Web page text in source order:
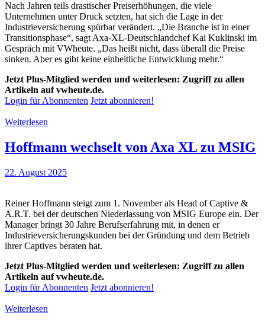
Nach Jahren teils drastischer Preiserhöhungen, die viele
Unternehmen unter Druck setzten, hat sich die Lage in der
Industrieversicherung spürbar verändert. „Die Branche ist in einer
Transitionsphase“, sagt Axa-XL-Deutschlandchef Kai Kuklinski im
Gespräch mit VWheute. „Das heißt nicht, dass überall die Preise
sinken. Aber es gibt keine einheitliche Entwicklung mehr.“
Jetzt Plus-Mitglied werden und weiterlesen: Zugriff zu allen
Artikeln auf vwheute.de.
Login für Abonnenten Jetzt abonnieren!
Weiterlesen
Hoffmann wechselt von Axa XL zu MSIG
22. August 2025
Reiner Hoffmann steigt zum 1. November als Head of Captive &
A.R.T. bei der deutschen Niederlassung von MSIG Europe ein. Der
Manager bringt 30 Jahre Berufserfahrung mit, in denen er
Industrieversicherungskunden bei der Gründung und dem Betrieb
ihrer Captives beraten hat.
Jetzt Plus-Mitglied werden und weiterlesen: Zugriff zu allen
Artikeln auf vwheute.de.
Login für Abonnenten Jetzt abonnieren!
Weiterlesen